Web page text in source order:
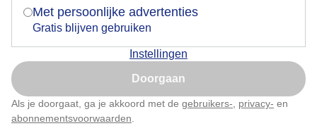
Met persoonlijke advertenties
Gratis blijven gebruiken
Instellingen
Doorgaan
Als je doorgaat, ga je akkoord met de gebruikers- privacy- en
abonnementsvoorwaarden
Door: Jolanda Pelkmans Gemaakt: 16-05-2026, 20x bekeken
Nu niet, misschien later
Klik hierom dit aan te passen